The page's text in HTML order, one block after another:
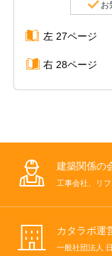
お
左 27ページ
右 28ページ
建築関係の
工事会社、リ
カタラボ運
一般社団法人